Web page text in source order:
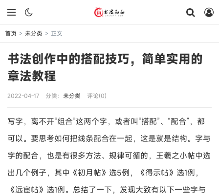
首页 > 未分类 > 正文
书法创作中的搭配技巧，简单实用的
章法教程
2022-04-17 分类： 未分类 评论(0)
写字，离不开“组合”这两个字，或者叫“搭配”、“配合”，都
可以。要思考如何把线条配合在一起，这是就是结构。字与
字的配合，也是有很多方法、规律可循的，王羲之小帖中选
出几个例子，其中《初月帖》选5例，《得示帖》选1例，
《远宦帖》选1例。总结了一下，发现大致有以下一些字与